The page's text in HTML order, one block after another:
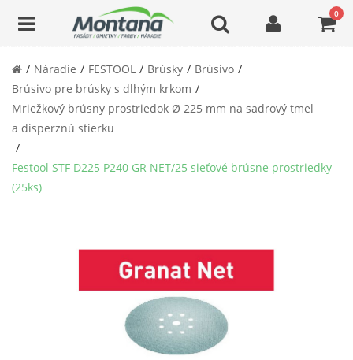
0
Náradie FESTOOL Brúsky
Brúsivo
Brúsivo pre brúsky s dlhým krkom
Mriežkový brúsny prostriedok Ø 225 mm na sadrový tmel
a disperznú stierku
Festool STF D225 P240 GR NET/25 sieťové brúsne prostriedky
(25ks)